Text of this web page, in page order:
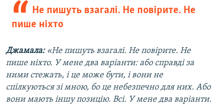
Не пишуть взагалі. Не повірите. Не
пише ніхто
Джамала: «Не пишуть взагалі. Не повірите. Не
пише ніхто. У мене два варіанти: або справді за
ними стежать, і це може бути, і вони не
спілкуються зі мною, бо це небезпечно для них. Або
вони мають іншу позицію. Всі. У мене два варіанти.